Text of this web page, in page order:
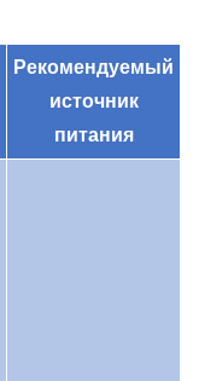
Рекомендуемый
источник
питания